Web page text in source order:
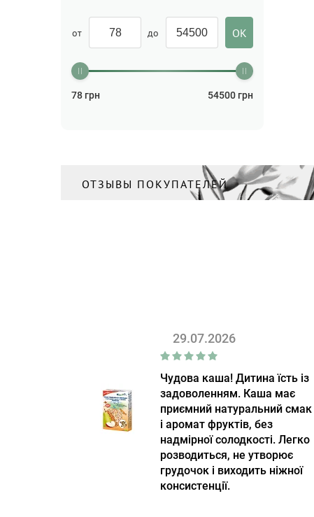
Солнцезащита (3)
Стайлинг для волос(1)
Термозащита для волос(1)
Шампунь
от до
78 грн 54500 грн
ОТЗЫВЫ ПОКУПАТЕЛЕЙ
29.07.2026
Чудова каша! Дитина їсть із
задоволенням. Каша має
приємний натуральний смак
і аромат фруктів, без
надмірної солодкості. Легко
розводиться, не утворює
грудочок і виходить ніжної
консистенції.